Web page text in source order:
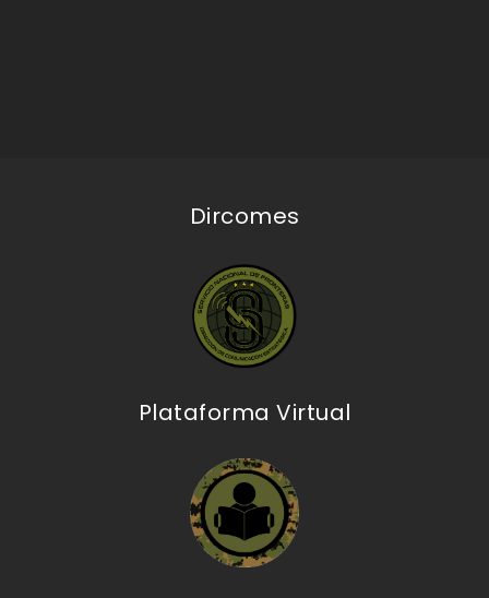
Dircomes
Plataforma Virtual